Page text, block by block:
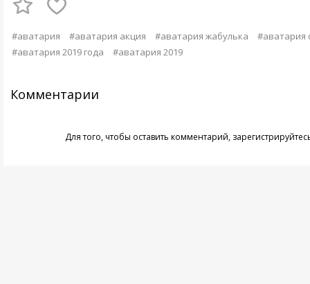
#аватария #аватария акция #аватария жабулька
#аватария
#аватария 2019 года
#аватария 2019
Комментарии
Для того, чтобы оставить комментарий,